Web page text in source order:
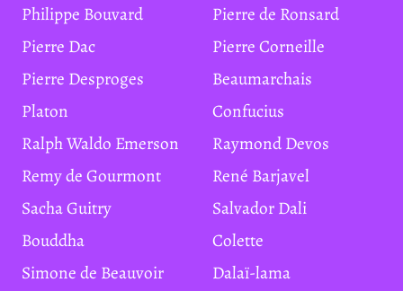
Philippe Bouvard
Pierre de Ronsard
Pierre Dac
Pierre Corneille
Pierre Desproges
Beaumarchais
Platon
Confucius
Ralph Waldo Emerson
Raymond Devos
Remy de Gourmont
René Barjavel
Sacha Guitry
Salvador Dali
Bouddha
Colette
Simone de Beauvoir
Dalaï-lama